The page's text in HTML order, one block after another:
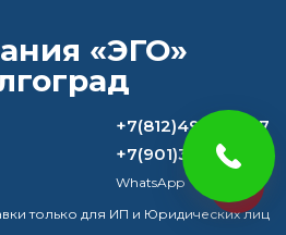
ОТВЕТ
для стен,
потолок в тот же
+7(812)493-44-47
+7(901)372-44-27
WhatsApp
только для ИП и Юридических лиц